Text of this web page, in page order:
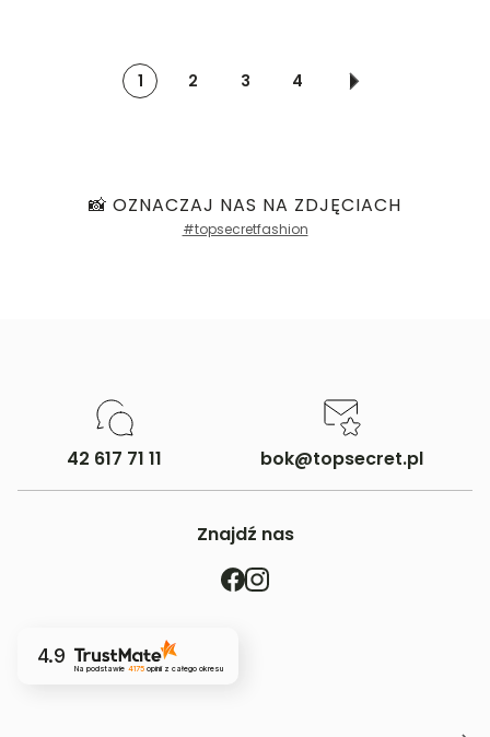
1 2 3 4
📸 OZNACZAJ NAS NA ZDJĘCIACH
#topsecretfashion
42 617 71 11 bok@topsecret.pl
Znajdź nas
4.9
Na podstawie 4175opinii z całego okresu